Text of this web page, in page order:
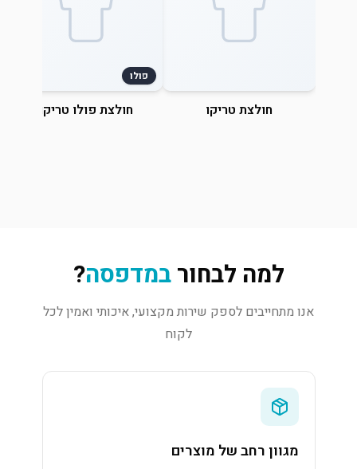
חולצת טריקו
פולו
חולצת פולו טריקו
למה לבחורבמדפסה?
אנו מתחייבים לספק שירות מקצועי, איכותי ואמין לכל
לקוח
מגוון רחב של מוצרים